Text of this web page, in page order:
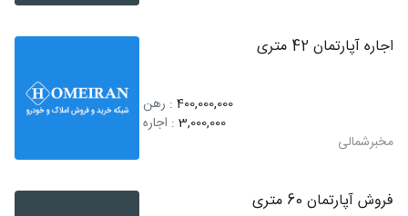
اجاره آپارتمان 42 متری
400,000,000 : رهن
3,000,000 : اجاره
مخبرشمالی
فروش آپارتمان 60 متری